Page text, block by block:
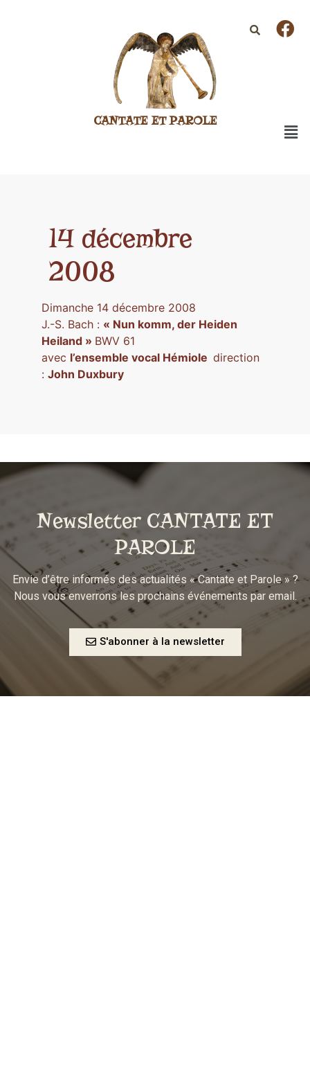
CANTATE ET PAROLE
14 décembre
2008
Dimanche 14 décembre 2008
J.-S. Bach : « Nun komm, der Heiden
Heiland » BWV 61
avec l’ensemble vocal Hémiole direction
: John Duxbury
Newsletter CANTATE ET
PAROLE
Envie d’être informés des actualités « Cantate et Parole » ?
Nous vous enverrons les prochains événements par email.
S'abonner à la newsletter